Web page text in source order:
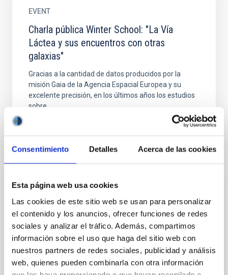
Consentimiento Detalles Acerca de las cookies
Esta página web usa cookies
Las cookies de este sitio web se usan para personalizar
el contenido y los anuncios, ofrecer funciones de redes
sociales y analizar el tráfico. Además, compartimos
información sobre el uso que haga del sitio web con
nuestros partners de redes sociales, publicidad y análisis
web, quienes pueden combinarla con otra información
EVENT
Charla pública Winter School: "La Vía
Láctea y sus encuentros con otras
galaxias"
Gracias a la cantidad de datos producidos por la
misión Gaia de la Agencia Espacial Europea y su
excelente precisión, en los últimos años los estudios
sobre...
CHARLA: “Formación y evolución de las
grandes estructuras de nuestro Universo:
los cúmulos de galaxias”.
Cuando observamos el Universo a muy gran escala,
encontramos que las grandes estructuras de materia